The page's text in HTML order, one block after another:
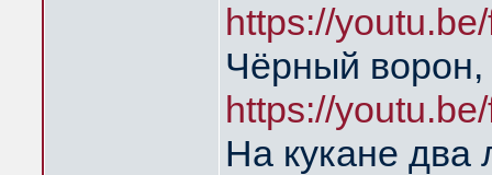
https://
Чёрный
https://
На кукане два